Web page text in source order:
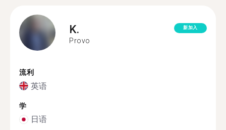
K.
Provo
新加入
流利
英语
学
日语